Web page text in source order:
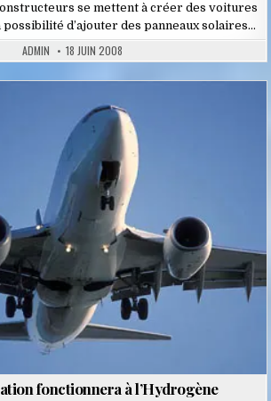
se mettent à créer des voitures
d’ajouter des panneaux solaires…
ADMIN 18 JUIN 2008
fonctionnera à l’Hydrogène